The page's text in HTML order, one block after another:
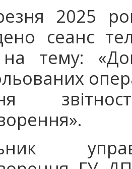
2025
сеанс
на тему: